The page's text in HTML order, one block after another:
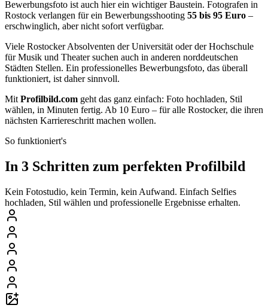
Bewerbungsfoto ist auch hier ein wichtiger Baustein. Fotografen in
Rostock verlangen für ein Bewerbungsshooting 55 bis 95 Euro –
erschwinglich, aber nicht sofort verfügbar.
Viele Rostocker Absolventen der Universität oder der Hochschule
für Musik und Theater suchen auch in anderen norddeutschen
Städten Stellen. Ein professionelles Bewerbungsfoto, das überall
funktioniert, ist daher sinnvoll.
Mit Profilbild.com geht das ganz einfach: Foto hochladen, Stil
wählen, in Minuten fertig. Ab 10 Euro – für alle Rostocker, die ihren
nächsten Karriereschritt machen wollen.
So funktioniert's
In 3 Schritten zum perfekten Profilbild
Kein Fotostudio, kein Termin, kein Aufwand. Einfach Selfies
hochladen, Stil wählen und professionelle Ergebnisse erhalten.